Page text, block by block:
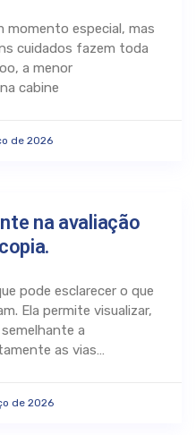
momento especial, mas
cuidados fazem toda
a menor
cabine
de 2026
na avaliação
pode esclarecer o que
Ela permite visualizar,
a
as vias
de 2026